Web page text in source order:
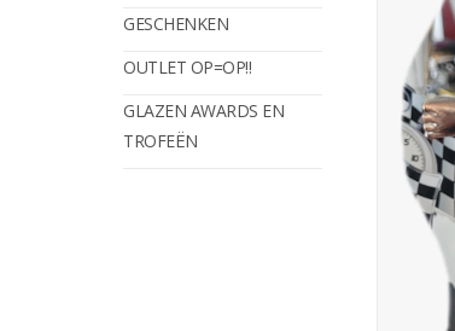
GESCHENKEN
OUTLET OP=OP!!
GLAZEN AWARDS EN
TROFEËN